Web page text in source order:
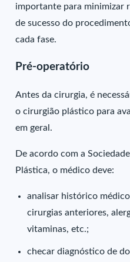
importante para minimizar
de sucesso do
cada fase.
Pré-operatório
Antes da cirurgia, é
o cirurgião plástico para
em geral.
De acordo com a
Plástica, o médico deve:
analisar histórico
cirurgias anteriores,
vitaminas, etc.;
checar diagnóstico de